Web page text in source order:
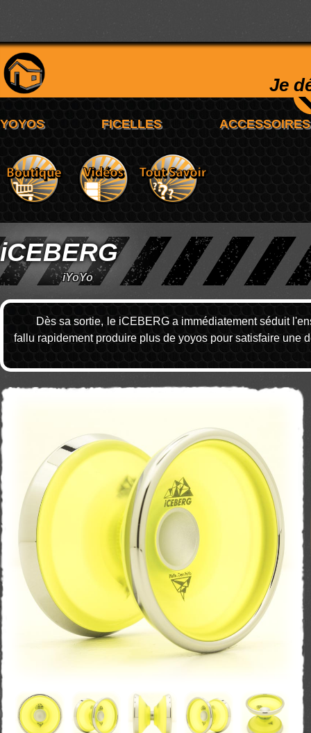
Je
iCEBERG
iYoYo
Dès sa sortie, le iCEBERG a immédiatement séduit
fallu rapidement produire plus de yoyos pour satisfaire une